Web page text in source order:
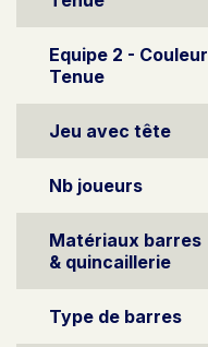
Equipe 2 - Couleur
Tenue
Jeu avec tête
Nb joueurs
Matériaux barres
& quincaillerie
Type de barres